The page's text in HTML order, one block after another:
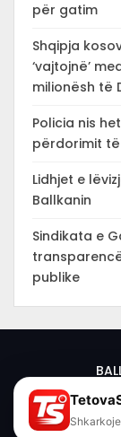
për gatim
Shqipja
‘vajtojnë’
milionësh të
Policia nis
përdorimit
Lidhjet e
Ballkanin
Sindikata e
publike